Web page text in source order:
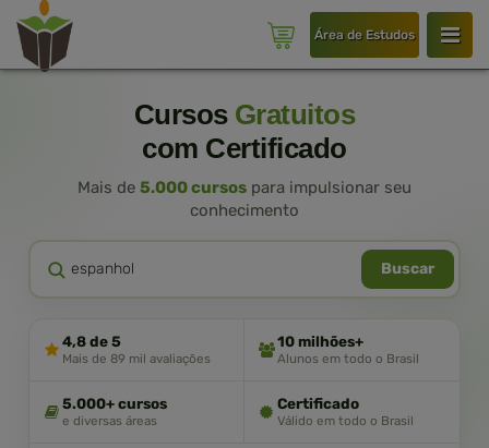
Área de Estudos
Cursos Gratuitos
com Certificado
Mais de 5.000 cursos para impulsionar seu
conhecimento
Buscar
4,8 de 5
Mais de 89 mil avaliações
10 milhões+
Alunos em todo o Brasil
5.000+ cursos
e diversas áreas
Certificado
Válido em todo o Brasil